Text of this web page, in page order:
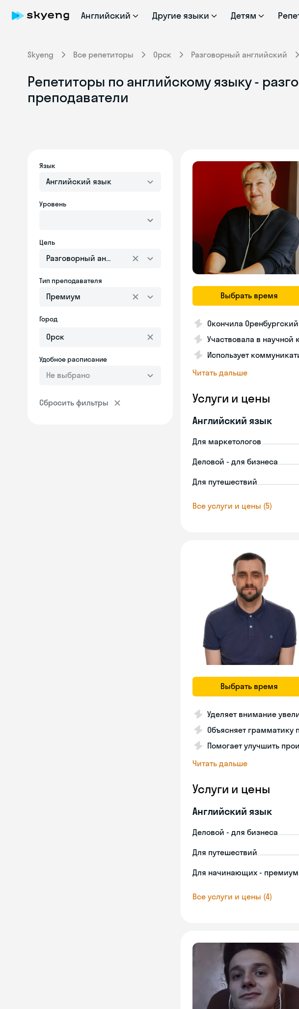
Английский Другие языки Детям
Skyeng Все репетиторы Орск Разговорный английский
Репетиторы по английскому языку -
преподаватели
Язык
Английский язык
Уровень
Цель
Разговорный английский
Тип преподавателя
Премиум
Город
Удобное расписание
Не выбрано
Сбросить фильтры
Выбрать время
Окончила
Участвовала в
Использует
Читать дальше
Услуги и цены
Английский язык
Для маркетологов
Деловой - для бизнеса
Для путешествий
Все услуги и цены (5)
Выбрать время
Уделяет внимание
Объясняет
Помогает улучшить
Читать дальше
Услуги и цены
Английский язык
Деловой - для бизнеса
Для путешествий
Для начинающих - премиум
Все услуги и цены (4)